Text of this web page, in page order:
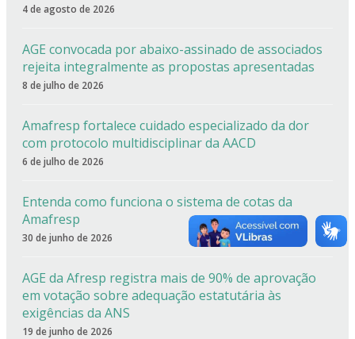
4 de agosto de 2026
AGE convocada por abaixo-assinado de associados
rejeita integralmente as propostas apresentadas
8 de julho de 2026
Amafresp fortalece cuidado especializado da dor
com protocolo multidisciplinar da AACD
6 de julho de 2026
Entenda como funciona o sistema de cotas da
Amafresp
30 de junho de 2026
AGE da Afresp registra mais de 90% de aprovação
em votação sobre adequação estatutária às
exigências da ANS
19 de junho de 2026